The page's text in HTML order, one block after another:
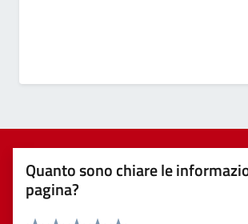
Quanto sono chiare le
pagina?